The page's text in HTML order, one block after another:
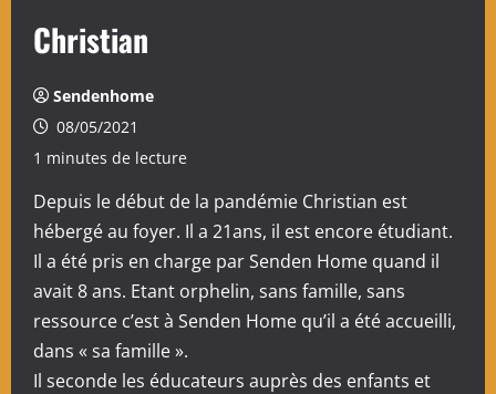
Christian
Sendenhome
08/05/2021
1 minutes de lecture
Depuis le début de la pandémie Christian est
hébergé au foyer. Il a 21ans, il est encore étudiant.
Il a été pris en charge par Senden Home quand il
avait 8 ans. Etant orphelin, sans famille, sans
ressource c’est à Senden Home qu’il a été accueilli,
dans « sa famille ».
Il seconde les éducateurs auprès des enfants et